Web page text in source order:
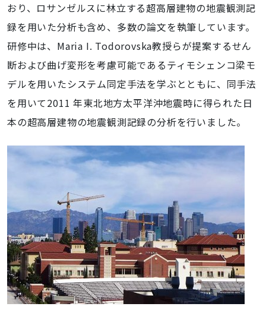
おり、ロサンゼルスに林立する超高層建物の地震観測記
録を用いた分析も含め、多数の論文を執筆しています。
研修中は、Maria I. Todorovska教授らが提案するせん
断および曲げ変形を考慮可能であるティモシェンコ梁モ
デルを用いたシステム同定手法を学ぶとともに、同手法
を用いて2011 年東北地方太平洋沖地震時に得られた日
本の超高層建物の地震観測記録の分析を行いました。